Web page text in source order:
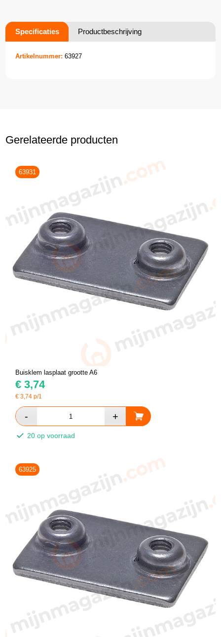
Specificaties Productbeschrijving
Artikelnummer: 63927
Gerelateerde producten
63931
Buisklem lasplaat grootte A6
€ 3,74
€3,74 p/1
20 op voorraad
63925